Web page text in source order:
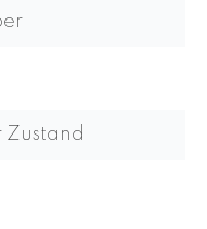
Zustand